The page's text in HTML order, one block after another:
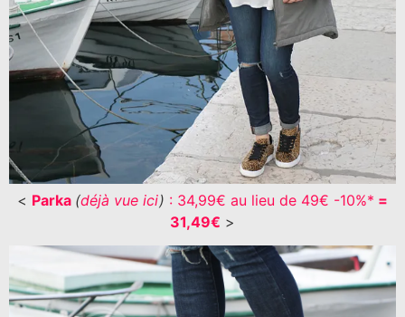
< Parka (déjà vue ici) : 34,99€ au lieu de 49€ -10%* =
31,49€ >